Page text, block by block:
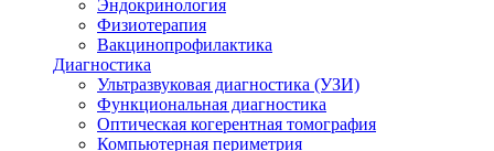
Эндокринология
Физиотерапия
Вакцинопрофилактика
Диагностика
Ультразвуковая диагностика (УЗИ)
Функциональная диагностика
Оптическая когерентная томография
Компьютерная периметрия